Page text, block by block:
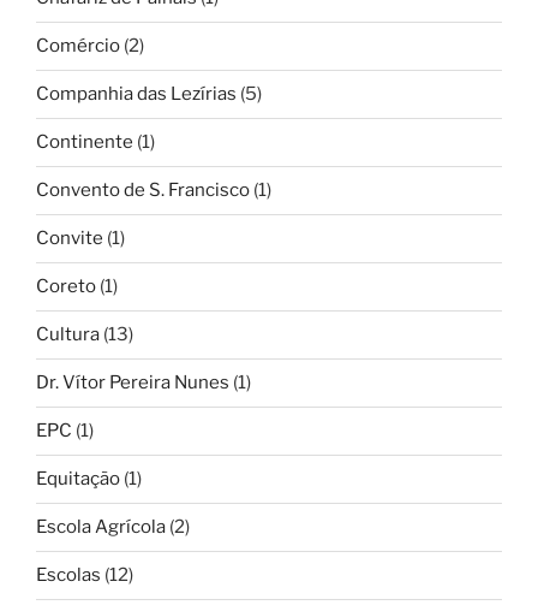
Comércio (2)
Companhia das Lezírias (5)
Continente (1)
Convento de S. Francisco (1)
Convite (1)
Coreto (1)
Cultura (13)
Dr. Vítor Pereira Nunes (1)
EPC (1)
Equitação (1)
Escola Agrícola (2)
Escolas (12)